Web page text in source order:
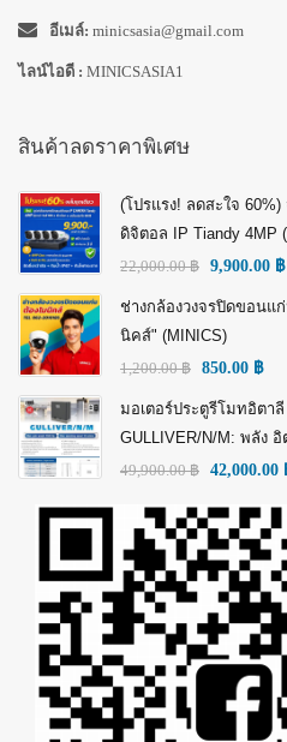
อีเมล์: minicsasia@gmail.com
ไลน์ไอดี : MINICSASIA1
สินค้าลดราคาพิเศษ
(โปรแรง! ลดสะใจ
ดิจิตอล IP Tiandy 4MP
22,000.00฿ 9,900.00 ฿
ช่างกล้องวงจรปิดขอนแ
นิคส์" (MINICS)
1,200.00฿ 850.00 ฿
มอเตอร์ประตูรีโมทอิตา
GULLIVER/N/M: พลัง
49,900.00฿ 42,000.00